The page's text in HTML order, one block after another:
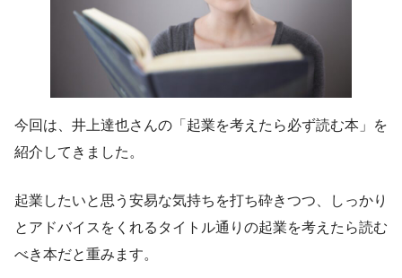
今回は、井上達也さんの「起業を考えたら必ず読む本」を
紹介してきました。
起業したいと思う安易な気持ちを打ち砕きつつ、しっかり
とアドバイスをくれるタイトル通りの起業を考えたら読む
べき本だと重みます。